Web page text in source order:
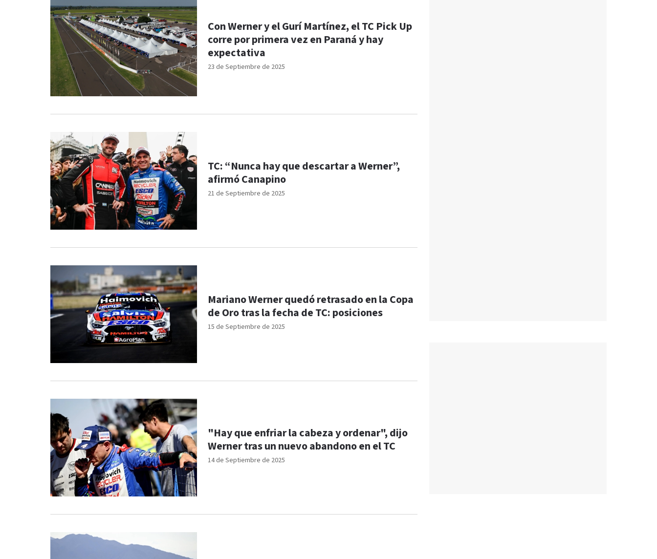
23 de Septiembre de 2025
Con Werner y el Gurí Martínez, el TC Pick Up
corre por primera vez en Paraná y hay
expectativa
21 de Septiembre de 2025
TC: “Nunca hay que descartar a Werner”,
afirmó Canapino
15 de Septiembre de 2025
Mariano Werner quedó retrasado en la Copa
de Oro tras la fecha de TC: posiciones
14 de Septiembre de 2025
"Hay que enfriar la cabeza y ordenar", dijo
Werner tras un nuevo abandono en el TC